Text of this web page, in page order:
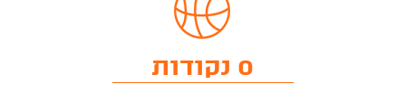
0 נקודות